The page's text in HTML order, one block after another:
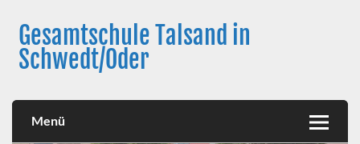
contentGesamtschule Talsand in
Schwedt/Oder
Menü